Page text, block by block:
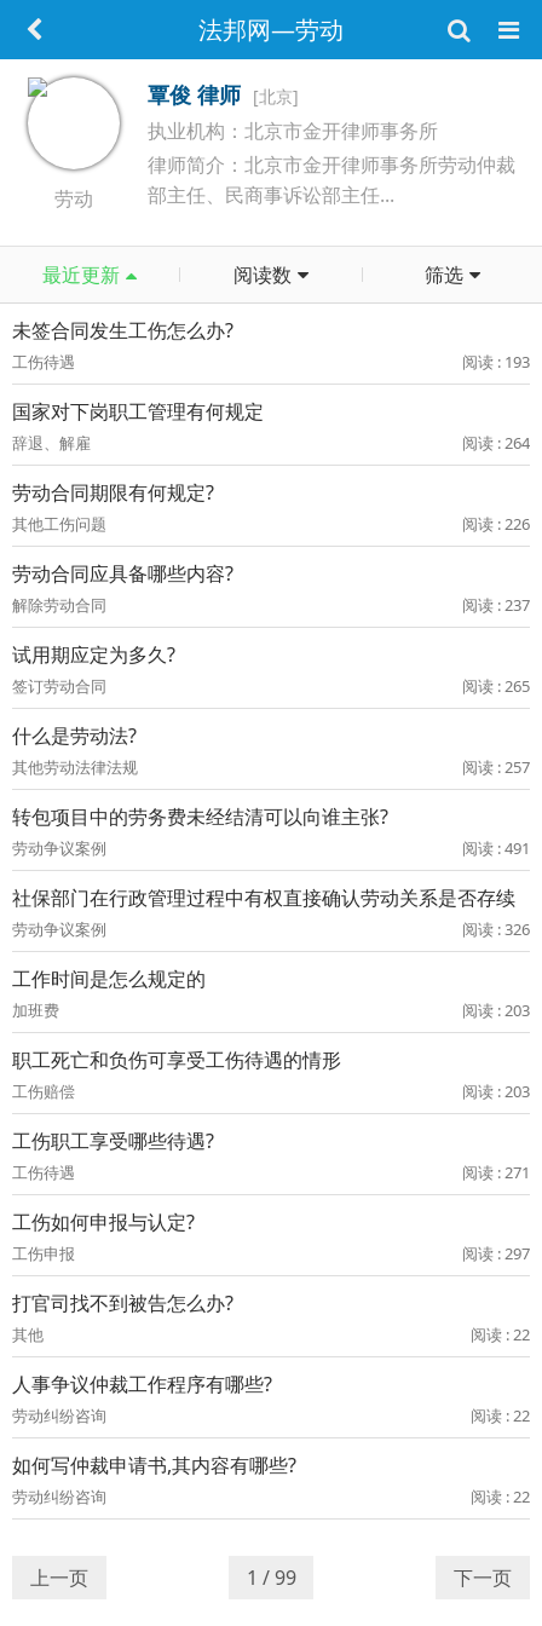
法邦网—劳动
劳动
覃俊 律师 [北京]
执业机构：北京市金开律师事务所
律师简介：北京市金开律师事务所劳动仲裁
部主任、民商事诉讼部主任...
最近更新 阅读数 筛选
未签合同发生工伤怎么办?
工伤待遇 阅读 : 193
国家对下岗职工管理有何规定
辞退、解雇 阅读 : 264
劳动合同期限有何规定?
其他工伤问题 阅读 : 226
劳动合同应具备哪些内容?
解除劳动合同 阅读 : 237
试用期应定为多久?
签订劳动合同 阅读 : 265
什么是劳动法?
其他劳动法律法规 阅读 : 257
转包项目中的劳务费未经结清可以向谁主张?
劳动争议案例 阅读 : 491
社保部门在行政管理过程中有权直接确认劳动关系是否存续
劳动争议案例 阅读 : 326
工作时间是怎么规定的
加班费 阅读 : 203
职工死亡和负伤可享受工伤待遇的情形
工伤赔偿 阅读 : 203
工伤职工享受哪些待遇?
工伤待遇 阅读 : 271
工伤如何申报与认定?
工伤申报 阅读 : 297
打官司找不到被告怎么办?
其他 阅读 : 22
人事争议仲裁工作程序有哪些?
劳动纠纷咨询 阅读 : 22
如何写仲裁申请书,其内容有哪些?
劳动纠纷咨询 阅读 : 22
上一页 1 / 99 下一页